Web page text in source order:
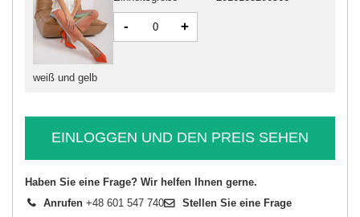
weiß und gelb
- +
EINLOGGEN UND DEN PREIS SEHEN
Haben Sie eine Frage? Wir helfen Ihnen gerne.
Anrufen +48 601 547 740 Stellen Sie eine Frage